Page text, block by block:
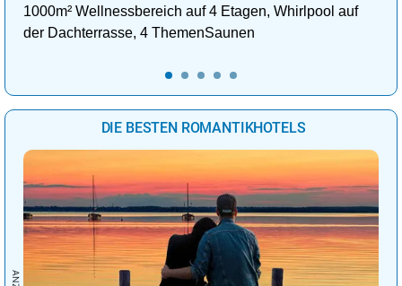
1000m² Wellnessbereich auf 4 Etagen, Whirlpool auf
der Dachterrasse, 4 ThemenSaunen
DIE BESTEN ROMANTIKHOTELS